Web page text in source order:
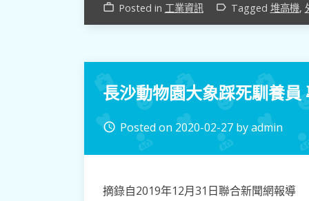
work_outline Posted in 工業資訊 label_outline Tagged 堆高機,
長沙動物園大象踩死馴養員
access_time Posted on 2020-02-27 byadmin
摘錄自2019年12月31日聯合新聞網報導